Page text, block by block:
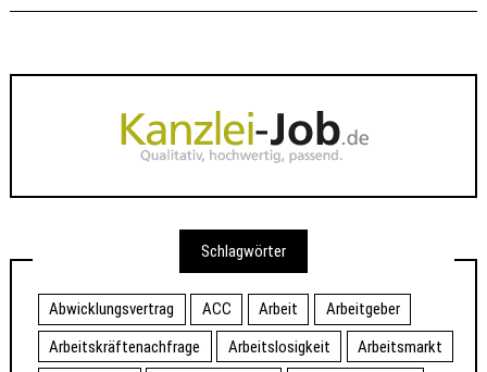
Schlagwörter
Abwicklungsvertrag ACC Arbeit
Arbeitgeber
Arbeitskräftenachfrage
Arbeitslosigkeit
Arbeitsmarkt